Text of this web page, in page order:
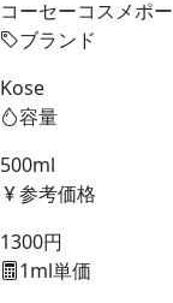
コーセーコスメポ
ブランド
Kose
容量
500ml
参考価格
1300円
1ml単価